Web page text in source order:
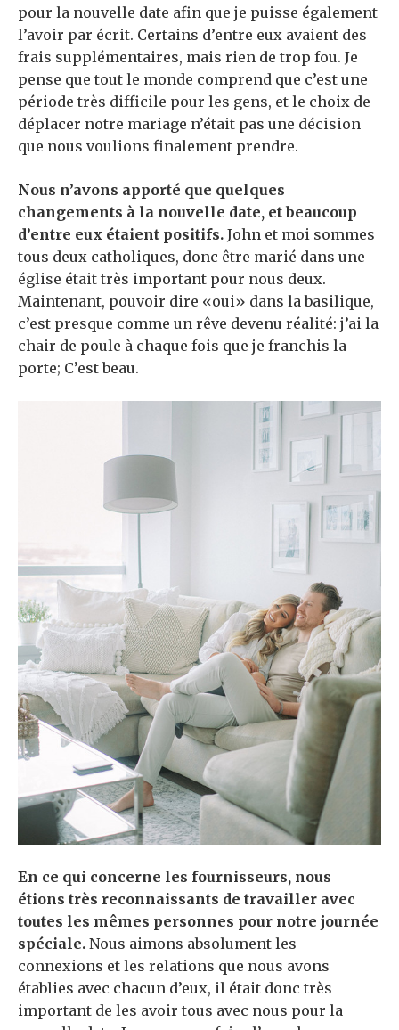
pour la nouvelle date afin que je puisse également
l’avoir par écrit. Certains d’entre eux avaient des
frais supplémentaires, mais rien de trop fou. Je
pense que tout le monde comprend que c’est une
période très difficile pour les gens, et le choix de
déplacer notre mariage n’était pas une décision
que nous voulions finalement prendre.
Nous n’avons apporté que quelques
changements à la nouvelle date, et beaucoup
d’entre eux étaient positifs. John et moi sommes
tous deux catholiques, donc être marié dans une
église était très important pour nous deux.
Maintenant, pouvoir dire «oui» dans la basilique,
c’est presque comme un rêve devenu réalité: j’ai la
chair de poule à chaque fois que je franchis la
porte; C’est beau.
En ce qui concerne les fournisseurs, nous
étions très reconnaissants de travailler avec
toutes les mêmes personnes pour notre journée
spéciale. Nous aimons absolument les
connexions et les relations que nous avons
établies avec chacun d’eux, il était donc très
important de les avoir tous avec nous pour la